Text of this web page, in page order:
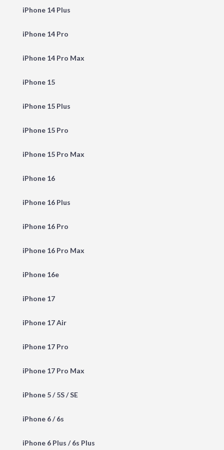
iPhone 14 Plus
iPhone 14 Pro
iPhone 14 Pro Max
iPhone 15
iPhone 15 Plus
iPhone 15 Pro
iPhone 15 Pro Max
iPhone 16
iPhone 16 Plus
iPhone 16 Pro
iPhone 16 Pro Max
iPhone 16e
iPhone 17
iPhone 17 Air
iPhone 17 Pro
iPhone 17 Pro Max
iPhone 5 / 5S / SE
iPhone 6 / 6s
iPhone 6 Plus / 6s Plus